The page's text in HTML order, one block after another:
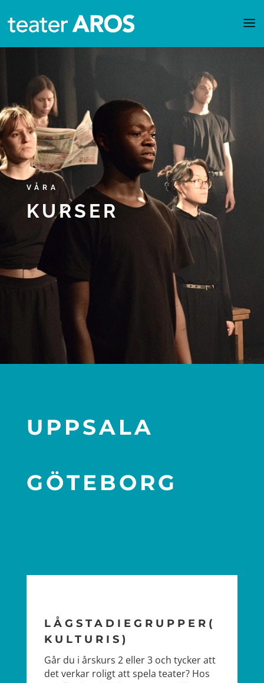
VÅRA
KURSER
UPPSALA
GÖTEBORG
LÅGSTADIEGRUPPER(
KULTURIS)
Går du i årskurs 2 eller 3 och tycker att
det verkar roligt att spela teater? Hos